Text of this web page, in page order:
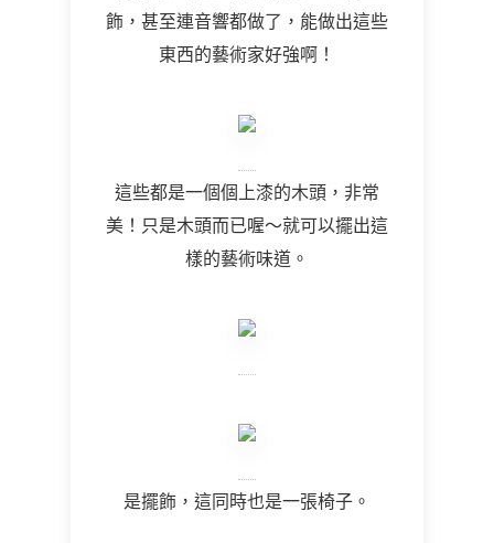
飾，甚至連音響都做了，能做出這些
東西的藝術家好強啊！
這些都是一個個上漆的木頭，非常
美！只是木頭而已喔～就可以擺出這
樣的藝術味道。
是擺飾，這同時也是一張椅子。